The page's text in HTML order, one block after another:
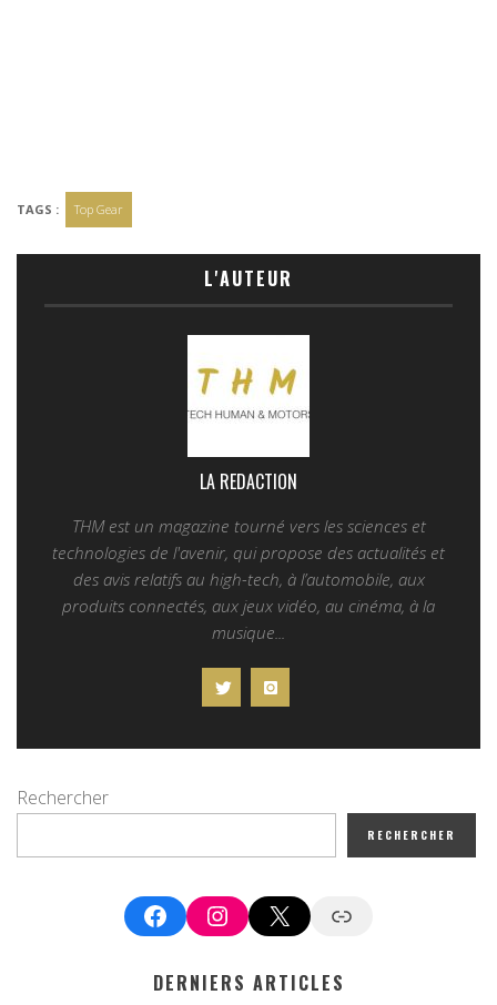
TAGS : Top Gear
L'AUTEUR
LA REDACTION
THM est un magazine tourné vers les sciences et
technologies de l'avenir, qui propose des actualités et
des avis relatifs au high-tech, à l’automobile, aux
produits connectés, aux jeux vidéo, au cinéma, à la
musique...
Rechercher
RECHERCHER
FacebookInstagram
X Google News
DERNIERS ARTICLES